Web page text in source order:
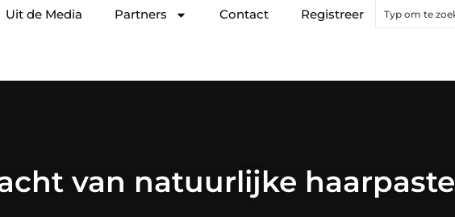
Uit de Media Partners Contact Registreer
van natuurlijke haarpaste